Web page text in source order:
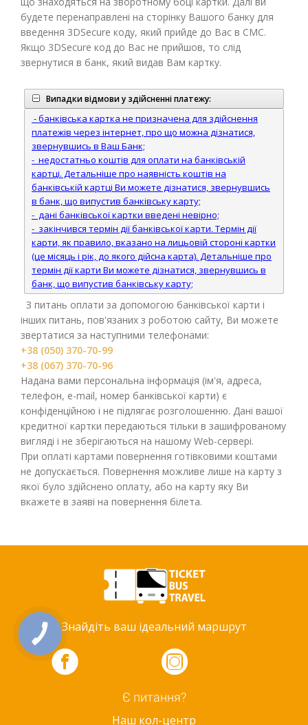
будете перенаправлені на сторінку Вашого банку для
введення 3DSecure коду, який прийде до Вас в СМС.
Якщо 3DSecure код до Вас не прийшов, то слід
звернутися в банк, який видав Вам картку.
Випадки відмови у здійсненні платежу:
- банківська картка не призначена для здійснення
платежів через інтернет, про що можна дізнатися,
звернувшись в Ваш Банк;
- недостатньо коштів для оплати на банківській
картці. Детальніше про наявність коштів на
банківській картці Ви можете дізнатися, звернувшись
в банк, що випустив банківську карту;
- дані банківської картки введені невірно;
- закінчився термін дії банківської карти. Термін дії
карти, як правило, вказано на лицьовій стороні картки
(це місяць і рік, до якого дійсна карта). Детальніше про
термін дії карти Ви можете дізнатися, звернувшись в
банк, що випустив банківську карту;
З питань оплати за допомогою банківської карти і
інших питань, пов'язаних з роботою сайту, Ви можете
звертатися за наступними телефонами:
+38 (050) 370-70-99
+38 (067) 370-70-96
Надана вами персональна інформація (ім'я, адреса,
телефон, e-mail, номер банківської карти) є
конфіденційною і не підлягає розголошенню. Дані вашої
кредитної картки передаються тільки в зашифрованому
вигляді і не зберігаються на нашому Web-сервері.
При оплаті картами повернення готівковими коштами
не допускається. Повернення можливе лише на карту з
якої було здійснено оплату, або на карту яку Ви
вкажете в заяві на повернення білета.
Знайдіть ваш ідеальний маршрут
Є питання?
Наш кол-центр
КНОПКА
ЗВ'ЯЗКУ